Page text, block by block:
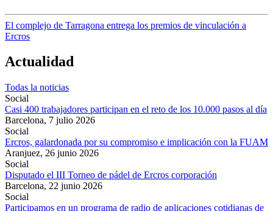
El complejo de Tarragona entrega los premios de vinculación a
Ercros
Actualidad
Todas la noticias
Social
Casi 400 trabajadores participan en el reto de los 10.000 pasos al día
Barcelona, 7 julio 2026
Social
Ercros, galardonada por su compromiso e implicación con la FUAM
Aranjuez, 26 junio 2026
Social
Disputado el III Torneo de pádel de Ercros corporación
Barcelona, 22 junio 2026
Social
Participamos en un programa de radio de aplicaciones cotidianas de